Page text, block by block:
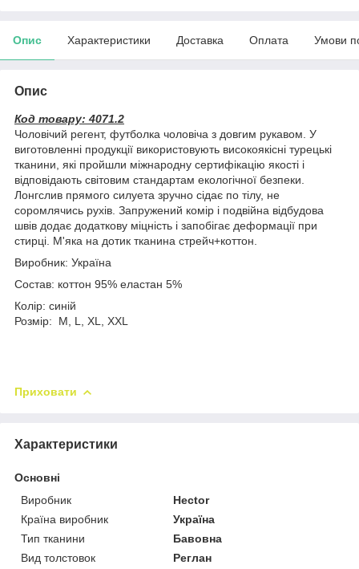
Опис Характеристики Доставка Оплата Умови
Опис
Код товару: 4071.2
Чоловічий регент, футболка чоловіча з довгим рукавом. У
виготовленні продукції використовують високоякісні турецькі
тканини, які пройшли міжнародну сертифікацію якості і
відповідають світовим стандартам екологічної безпеки.
Лонгслив прямого силуета зручно сідає по тілу, не
соромлячись рухів. Запружений комір і подвійна відбудова
швів додає додаткову міцність і запобігає деформації при
стирці. М'яка на дотик тканина стрейч+коттон.
Виробник: Україна
Состав: коттон 95% еластан 5%
Колір: синій
Розмір: М, L, XL, XXL
Приховати
Характеристики
Основні
Виробник
Hector
Країна виробник
Україна
Тип тканини
Бавовна
Вид толстовок
Реглан